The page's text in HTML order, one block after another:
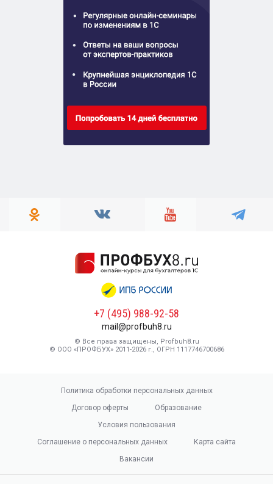
+7 (495) 988-92-58
mail@profbuh8.ru
© Все права защищены, Profbuh8.ru
© ООО «ПРОФБУХ» 2011-2026 г., ОГРН 1117746700686
Политика обработки персональных данных
Договор оферты
Образование
Условия пользования
Соглашение о персональных данных
Карта сайта
Вакансии